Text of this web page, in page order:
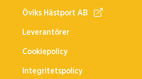
Öviks Hästport AB
Leverantörer
Cookiepolicy
Integritetspolicy